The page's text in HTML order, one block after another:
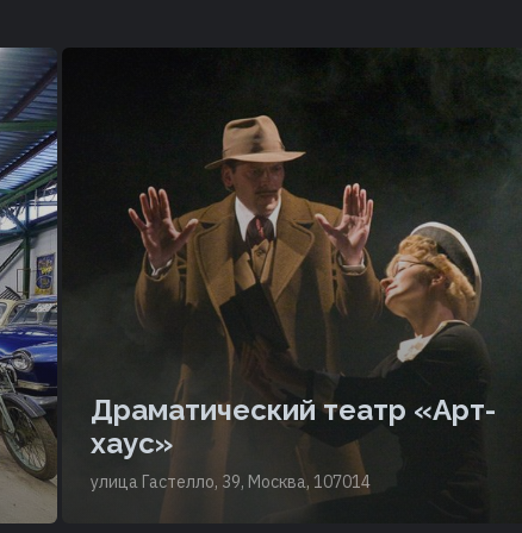
Драматический театр «Арт-
хаус»
улица Гастелло, 39, Москва, 107014